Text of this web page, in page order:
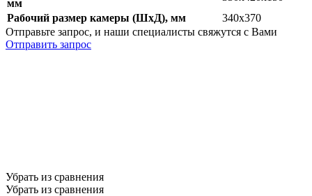
мм
Рабочий размер камеры (ШхД), мм
340х370
Отправьте запрос, и наши специалисты свяжутся с Вами
Отправить запрос
Убрать из сравнения
Убрать из сравнения